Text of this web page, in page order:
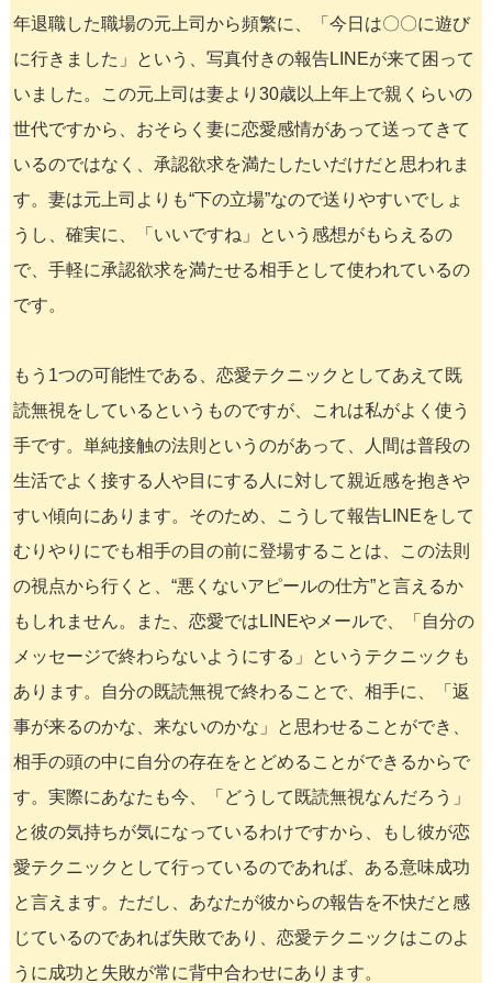
年退職した職場の元上司から頻繁に、「今日は〇〇に遊び
に行きました」という、写真付きの報告LINEが来て困って
いました。この元上司は妻より30歳以上年上で親くらいの
世代ですから、おそらく妻に恋愛感情があって送ってきて
いるのではなく、承認欲求を満たしたいだけだと思われま
す。妻は元上司よりも“下の立場”なので送りやすいでしょ
うし、確実に、「いいですね」という感想がもらえるの
で、手軽に承認欲求を満たせる相手として使われているの
です。
もう1つの可能性である、恋愛テクニックとしてあえて既
読無視をしているというものですが、これは私がよく使う
手です。単純接触の法則というのがあって、人間は普段の
生活でよく接する人や目にする人に対して親近感を抱きや
すい傾向にあります。そのため、こうして報告LINEをして
むりやりにでも相手の目の前に登場することは、この法則
の視点から行くと、“悪くないアピールの仕方”と言えるか
もしれません。また、恋愛ではLINEやメールで、「自分の
メッセージで終わらないようにする」というテクニックも
あります。自分の既読無視で終わることで、相手に、「返
事が来るのかな、来ないのかな」と思わせることができ、
相手の頭の中に自分の存在をとどめることができるからで
す。実際にあなたも今、「どうして既読無視なんだろう」
と彼の気持ちが気になっているわけですから、もし彼が恋
愛テクニックとして行っているのであれば、ある意味成功
と言えます。ただし、あなたが彼からの報告を不快だと感
じているのであれば失敗であり、恋愛テクニックはこのよ
うに成功と失敗が常に背中合わせにあります。